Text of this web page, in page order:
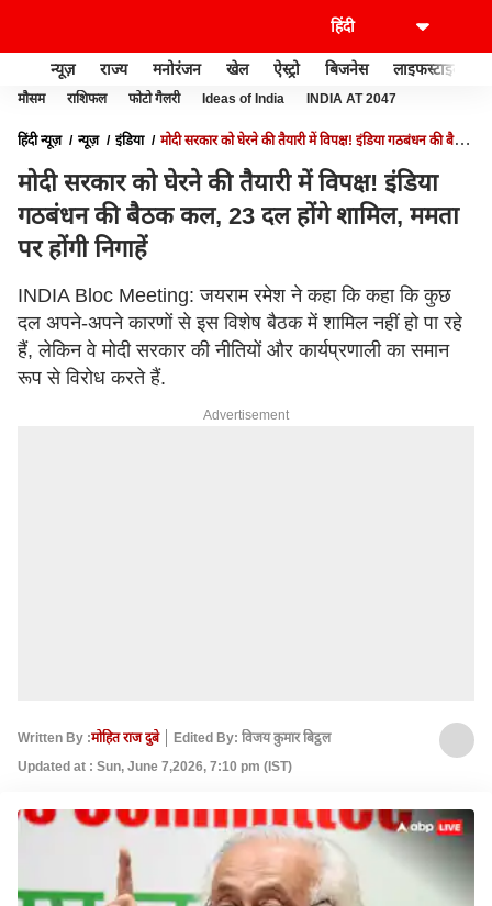
न्यूज़ राज्य मनोरंजन खेल ऐस्ट्रो बिजनेस लाइफस्टाइल
मौसम राशिफल फोटो गैलरी Ideas of India INDIA AT 2047
हिंदी न्यूज़ न्यूज़ इंडिया
मोदी सरकार को घेरने की तैयारी में विपक्ष! इंडिया गठबंधन की बैठक
मोदी सरकार को घेरने की तैयारी में विपक्ष! इंडिया
गठबंधन की बैठक कल, 23 दल होंगे शामिल, ममता
पर होंगी निगाहें
INDIA Bloc Meeting: जयराम रमेश ने कहा कि कहा कि कुछ
दल अपने-अपने कारणों से इस विशेष बैठक में शामिल नहीं हो पा रहे
हैं, लेकिन वे मोदी सरकार की नीतियों और कार्यप्रणाली का समान
रूप से विरोध करते हैं.
Advertisement
Written By :मोहित राज दुबे
Edited By: विजय कुमार बिट्ठल
Updated at : Sun, June 7,2026, 7:10 pm (IST)